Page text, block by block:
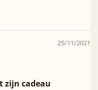
25/11/2021
zijn cadeau